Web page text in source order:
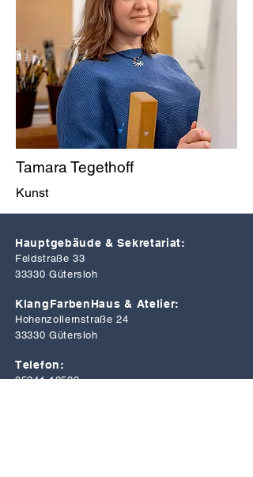
Tamara Tegethoff
Kunst
Hauptgebäude & Sekretariat:
Feldstraße 33
33330 Gütersloh
KlangFarbenHaus & Atelier:
Hohenzollernstraße 24
33330 Gütersloh
Telefon:
05241 12590